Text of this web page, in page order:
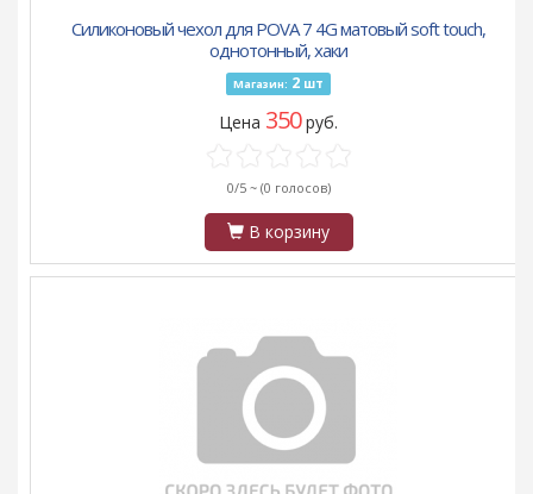
Силиконовый чехол для POVA 7 4G матовый soft touch,
однотонный, хаки
Магазин: 2 шт
Цена 350руб.
0/5 ~ (0 голосов)
В корзину